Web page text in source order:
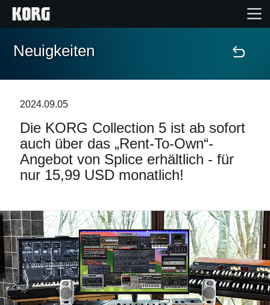
Home
Extras
Events
Händlersuche
Shop
Neuigkeiten
2024.09.05
Die KORG Collection 5 ist ab sofort
auch über das „Rent-To-Own“-
Angebot von Splice erhältlich - für
nur 15,99 USD monatlich!